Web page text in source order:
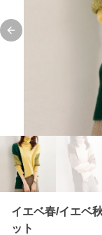
Previous slide
イエベ春/イエベ
ット